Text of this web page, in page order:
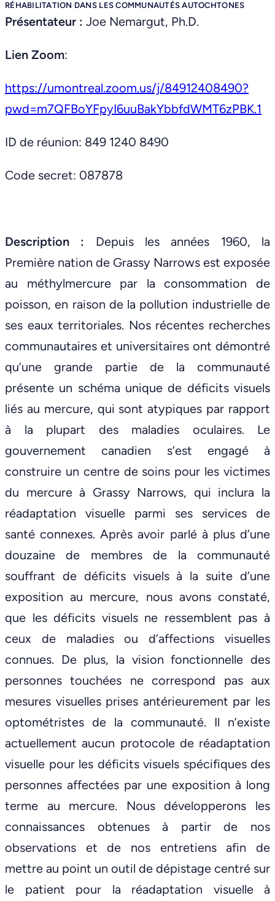
RÉHABILITATION DANS LES COMMUNAUTÉS AUTOCHTONES
Présentateur : Joe Nemargut, Ph.D.
Lien Zoom:
https://umontreal.zoom.us/j/84912408490?
pwd=m7QFBoYFpyI6uuBakYbbfdWMT6zPBK.1
ID de réunion: 849 1240 8490
Code secret: 087878
Description : Depuis les années 1960, la
Première nation de Grassy Narrows est exposée
au méthylmercure par la consommation de
poisson, en raison de la pollution industrielle de
ses eaux territoriales. Nos récentes recherches
communautaires et universitaires ont démontré
qu’une grande partie de la communauté
présente un schéma unique de déficits visuels
liés au mercure, qui sont atypiques par rapport
à la plupart des maladies oculaires. Le
gouvernement canadien s’est engagé à
construire un centre de soins pour les victimes
du mercure à Grassy Narrows, qui inclura la
réadaptation visuelle parmi ses services de
santé connexes. Après avoir parlé à plus d’une
douzaine de membres de la communauté
souffrant de déficits visuels à la suite d’une
exposition au mercure, nous avons constaté,
que les déficits visuels ne ressemblent pas à
ceux de maladies ou d’affections visuelles
connues. De plus, la vision fonctionnelle des
personnes touchées ne correspond pas aux
mesures visuelles prises antérieurement par les
optométristes de la communauté. Il n’existe
actuellement aucun protocole de réadaptation
visuelle pour les déficits visuels spécifiques des
personnes affectées par une exposition à long
terme au mercure. Nous développerons les
connaissances obtenues à partir de nos
observations et de nos entretiens afin de
mettre au point un outil de dépistage centré sur
le patient pour la réadaptation visuelle à